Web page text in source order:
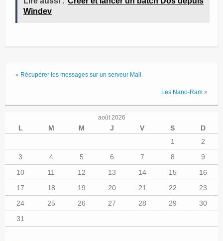
Windev
« Récupérer les messages sur un serveur Mail
Les Nano-Ram »
août 2026
L M M J V S
D
1
2
3
4 5 6 7 8
9
10
11 12 13 14 15
16
17
18 19 20 21 22
23
24
25 26 27 28 29
30
31